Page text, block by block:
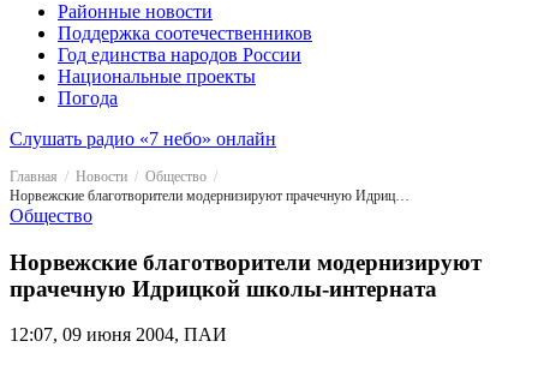
Районные новости
Поддержка соотечественников
Год единства народов России
Национальные проекты
Погода
Слушать радио «7 небо» онлайн
Главная Новости
Общество
Норвежские благотворители модернизируют прачечную Идрицкой школы-интерната
Общество
Норвежские благотворители модернизируют
прачечную Идрицкой школы-интерната
12:07, 09 июня 2004, ПАИ